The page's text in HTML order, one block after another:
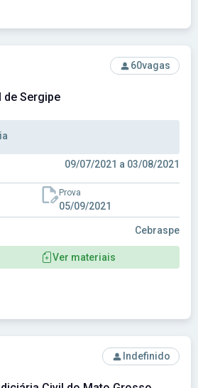
- Polícia Civil de Sergipe 60vagas
de Sergipe
09/07/2021 a 03/08/2021
Prova
05/09/2021
Cebraspe
Ver materiais
- Polícia Judiciária Civil do Mato
Indefinido